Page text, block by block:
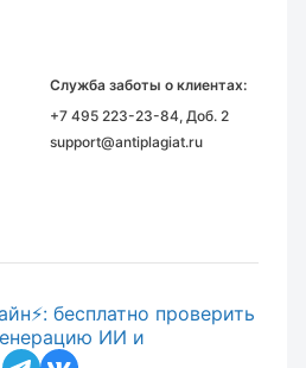
Служба заботы о клиентах:
+7 495 223-23-84, Доб. 2
support@antiplagiat.ru